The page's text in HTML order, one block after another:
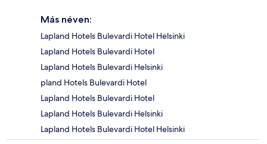
Más néven:
Lapland Hotels Bulevardi Hotel Helsinki
Lapland Hotels Bulevardi Hotel
Lapland Hotels Bulevardi Helsinki
pland Hotels Bulevardi Hotel
Lapland Hotels Bulevardi Hotel
Lapland Hotels Bulevardi Helsinki
Lapland Hotels Bulevardi Hotel Helsinki